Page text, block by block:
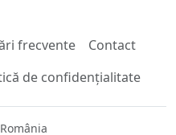
frecvente
Contact
de confidențialitate